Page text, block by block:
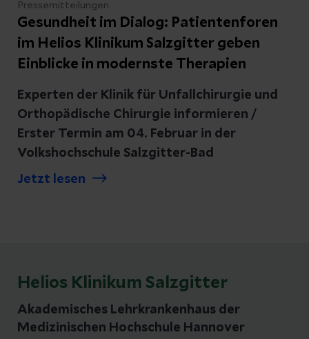
Pressemitteilungen
Gesundheit im Dialog: Patientenforen
im Helios Klinikum Salzgitter geben
Einblicke in modernste Therapien
Experten der Klinik für Unfallchirurgie und
Orthopädische Chirurgie informieren /
Erster Termin am 04. Februar in der
Volkshochschule Salzgitter-Bad
Jetzt lesen
Helios Klinikum Salzgitter
Akademisches Lehrkrankenhaus der
Medizinischen Hochschule Hannover